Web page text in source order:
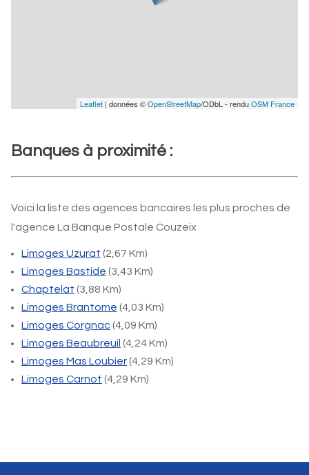
Leaflet | données ©OpenStreetMap/ODbL - renduOSM France
Banques à proximité :
Voici la liste des agences bancaires les plus proches de
l'agence La Banque Postale Couzeix
Limoges Uzurat (2,67 Km)
Limoges Bastide (3,43 Km)
Chaptelat (3,88 Km)
Limoges Brantome (4,03 Km)
Limoges Corgnac(4,09 Km)
Limoges Beaubreuil (4,24 Km)
Limoges Mas Loubier(4,29 Km)
Limoges Carnot (4,29 Km)